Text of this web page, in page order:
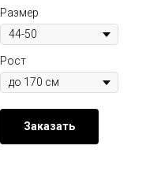
Размер
Рост
Заказать